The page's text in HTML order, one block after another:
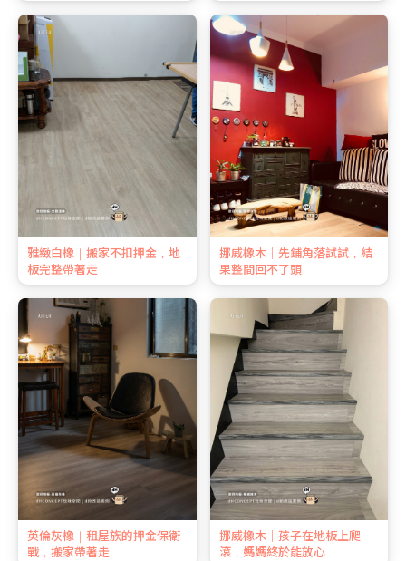
雅緻白橡｜搬家不扣押金，地
板完整帶著走
挪威橡木｜先鋪角落試試，結
果整間回不了頭
英倫灰橡｜租屋族的押金保衛
戰，搬家帶著走
挪威橡木｜孩子在地板上爬
滾，媽媽終於能放心